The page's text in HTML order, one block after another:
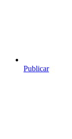
Publicar